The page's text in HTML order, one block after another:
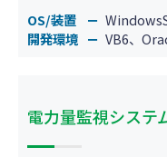
OS/装置
開発環境
VB6、
電力量監視システ